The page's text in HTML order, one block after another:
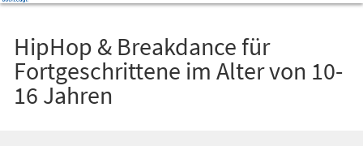
HipHop & Breakdance für
Fortgeschrittene im Alter von 10-
16 Jahren